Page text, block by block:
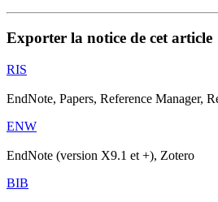
Exporter la notice de cet article
RIS
EndNote, Papers, Reference Manager,
ENW
EndNote (version X9.1 et +), Zotero
BIB